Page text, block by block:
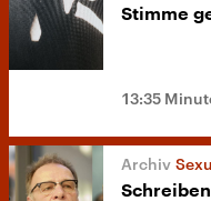
Stimme
13:35